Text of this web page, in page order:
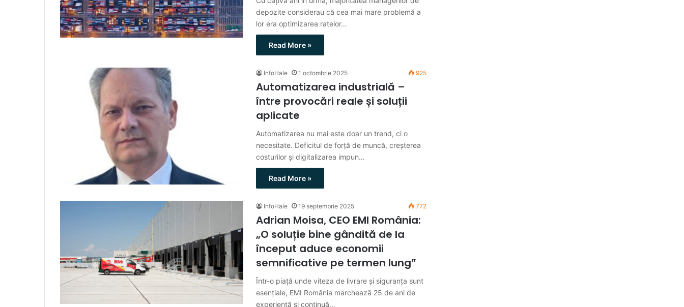
depozite considerau că cea mai mare problemă a
lor era optimizarea ratelor…
Read More »
InfoHale 1 octombrie 2025 925
Automatizarea industrială –
între provocări reale și soluții
aplicate
Automatizarea nu mai este doar un trend, ci o
necesitate. Deficitul de forță de muncă, creșterea
costurilor și digitalizarea impun…
Read More »
InfoHale 19 septembrie 2025 772
Adrian Moisa, CEO EMI România:
„O soluție bine gândită de la
început aduce economii
semnificative pe termen lung”
Într-o piață unde viteza de livrare și siguranța sunt
esențiale, EMI România marchează 25 de ani de
experiență și continuă…